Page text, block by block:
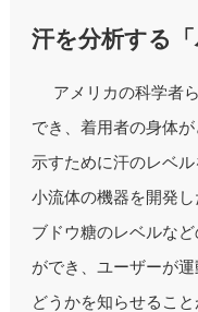
汗を分析する
アメリカの科学者
でき、着用者の身体
示すために汗のレベ
小流体の機器を開発し
ブドウ糖のレベルな
ができ、ユーザーが
どうかを知らせるこ